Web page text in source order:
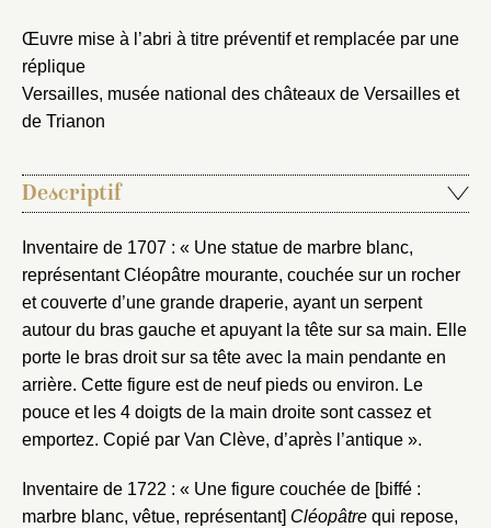
Œuvre mise à l’abri à titre préventif et remplacée par une
réplique
Versailles, musée national des châteaux de Versailles et
de Trianon
Descriptif
Inventaire de 1707 : « Une statue de marbre blanc,
représentant Cléopâtre mourante, couchée sur un rocher
et couverte d’une grande draperie, ayant un serpent
autour du bras gauche et apuyant la tête sur sa main. Elle
porte le bras droit sur sa tête avec la main pendante en
arrière. Cette figure est de neuf pieds ou environ. Le
pouce et les 4 doigts de la main droite sont cassez et
emportez. Copié par Van Clève, d’après l’antique ».
Inventaire de 1722 : « Une figure couchée de [biffé :
marbre blanc, vêtue, représentant] Cléopâtre qui repose,